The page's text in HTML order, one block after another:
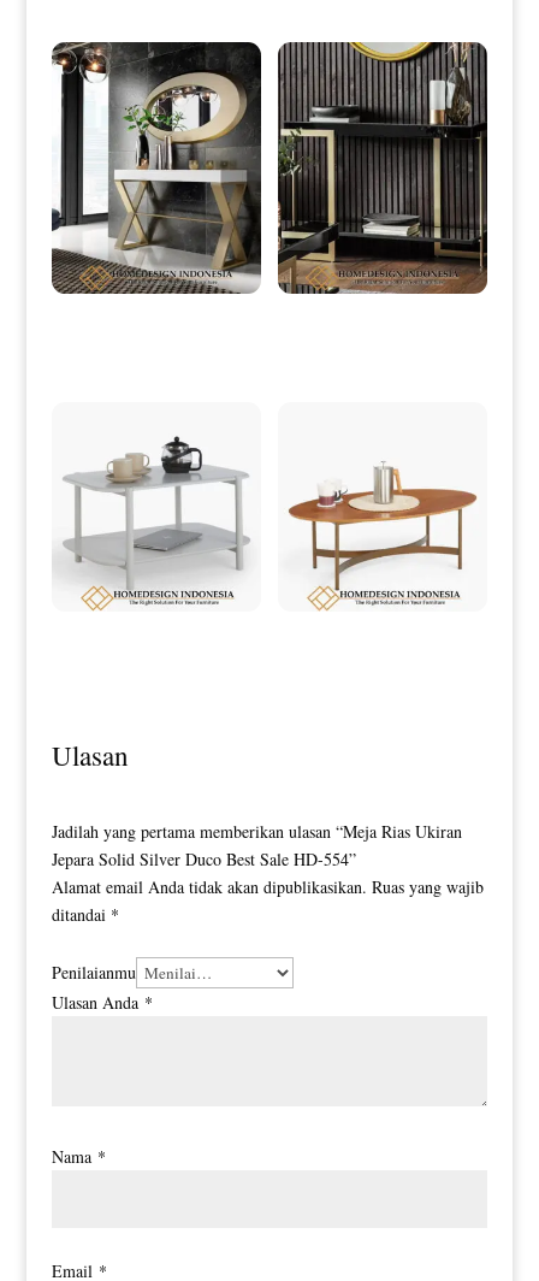
Ulasan
Jadilah yang pertama memberikan ulasan “Meja Rias Ukiran
Jepara Solid Silver Duco Best Sale HD-554”
Alamat email Anda tidak akan dipublikasikan. Ruas yang wajib
ditandai *
Penilaianmu
Ulasan Anda *
Nama *
Email *